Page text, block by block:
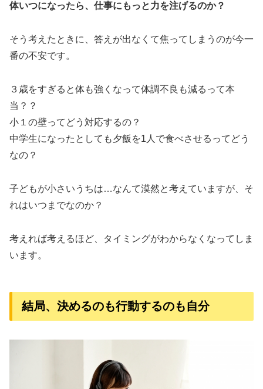
体いつになったら、仕事にもっと力を注げるのか？
そう考えたときに、答えが出なくて焦ってしまうのが今一
番の不安です。
３歳をすぎると体も強くなって体調不良も減るって本
当？？
小１の壁ってどう対応するの？
中学生になったとしても夕飯を1人で食べさせるってどう
なの？
子どもが小さいうちは…なんて漠然と考えていますが、そ
れはいつまでなのか？
考えれば考えるほど、タイミングがわからなくなってしま
います。
結局、決めるのも行動するのも自分